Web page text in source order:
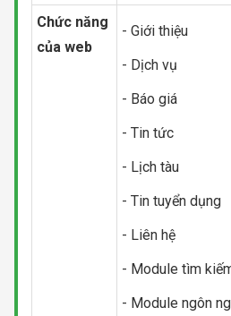
Chức năng
của web
- Giới thiệu
- Dịch vụ
- Báo giá
- Tin tức
- Lịch tàu
- Tin tuyển dụng
- Liên hệ
- Module tìm
- Module ngôn